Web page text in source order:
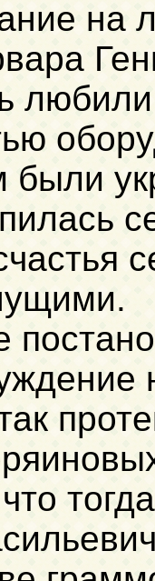
на
любили
были